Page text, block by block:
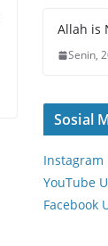
Allah is
Senin,
Sosial
Instagram
YouTube
Facebook